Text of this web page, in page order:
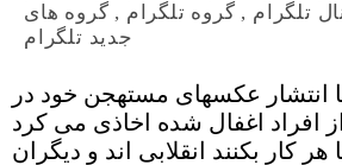
تلگرام , گروه تلگرام, گروه های
جدید تلگرام
با انتشار عکسهای مستهجن خود در
افراد اغفال شده اخاذی می کرد
کار بکنند انقلابی اند و دیگران